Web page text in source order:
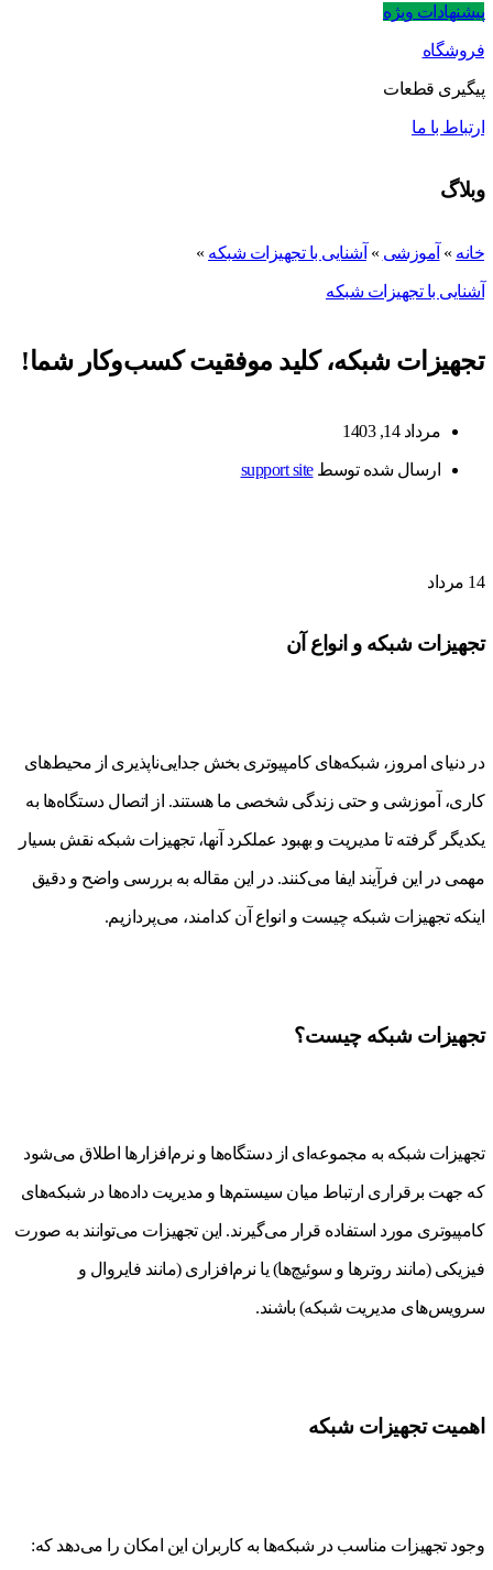
پیشنهادات ویژه
فروشگاه
پیگیری قطعات
ارتباط با ما
وبلاگ
خانه » آموزشی » آشنایی با تجهیزات شبکه »
آشنایی با تجهیزات شبکه
تجهیزات شبکه، کلید موفقیت کسب‌وکار شما!
مرداد 14, 1403
ارسال شده توسطsupport site
14 مرداد
تجهیزات شبکه و انواع آن
در دنیای امروز، شبکه‌های کامپیوتری بخش جدایی‌ناپذیری از محیط‌های
کاری، آموزشی و حتی زندگی شخصی ما هستند. از اتصال دستگاه‌ها به
یکدیگر گرفته تا مدیریت و بهبود عملکرد آنها، تجهیزات شبکه نقش بسیار
مهمی در این فرآیند ایفا می‌کنند. در این مقاله به بررسی واضح و دقیق
اینکه تجهیزات شبکه چیست و انواع آن کدامند، می‌پردازیم.
تجهیزات شبکه چیست؟
تجهیزات شبکه به مجموعه‌ای از دستگاه‌ها و نرم‌افزارها اطلاق می‌شود
که جهت برقراری ارتباط میان سیستم‌ها و مدیریت داده‌ها در شبکه‌های
کامپیوتری مورد استفاده قرار می‌گیرند. این تجهیزات می‌توانند به صورت
فیزیکی (مانند روترها و سوئیچ‌ها) یا نرم‌افزاری (مانند فایروال و
سرویس‌های مدیریت شبکه) باشند.
اهمیت تجهیزات شبکه
وجود تجهیزات مناسب در شبکه‌ها به کاربران این امکان را می‌دهد که: